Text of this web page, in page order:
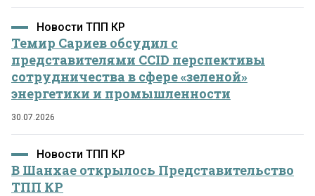
Новости ТПП КР
Темир Сариев обсудил с
представителями CCID перспективы
сотрудничества в сфере «зеленой»
энергетики и промышленности
30.07.2026
Новости ТПП КР
В Шанхае открылось Представительство
ТПП КР